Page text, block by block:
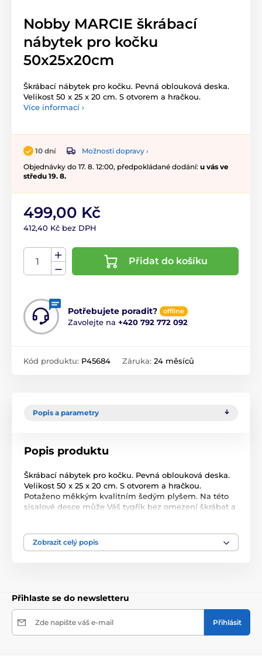
Nobby MARCIE škrábací
nábytek pro kočku
50x25x20cm
Škrábací nábytek pro kočku. Pevná oblouková deska.
Velikost 50 x 25 x 20 cm. S otvorem a hračkou.
Více informací ›
10 dní
Možnosti dopravy ›
Objednávky do 17. 8. 12:00, předpokládané dodání: u vás ve
středu 19. 8.
499,00 Kč
412,40 Kč bez DPH
Přidat do košíku
Potřebujete poradit? offline
Zavolejte na +420 792 772 092
Kód produktu: P45684 Záruka: 24 měsíců
Popis a parametry
Popis produktu
Škrábací nábytek pro kočku. Pevná oblouková deska.
Velikost 50 x 25 x 20 cm. S otvorem a hračkou.
Potaženo měkkým kvalitním šedým plyšem. Na této
sisalové desce může Váš tygřík bez omezení škrábat a
nábytek před přirozenou potřebou Vaší kočky -
broušení si drápků. Ve svém středu má velkou plochu
Produkt je zařazen v kategoriích
Zobrazit celý popis
Přihlaste se do newsletteru
Zde napište váš e-mail Přihlásit